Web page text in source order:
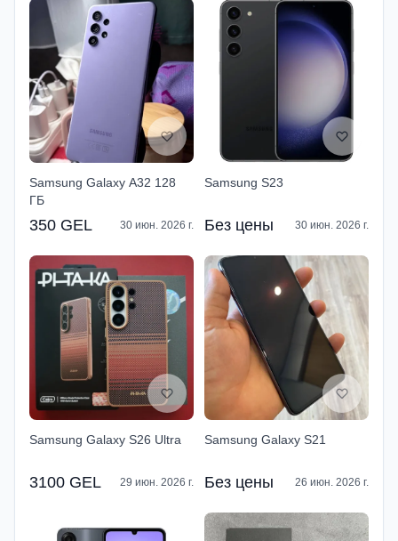
Samsung Galaxy A32 128
ГБ
350 GEL 30 июн. 2026 г.
Samsung S23
Без цены 30 июн. 2026 г.
Samsung Galaxy S26 Ultra
3100 GEL 29 июн. 2026 г.
Samsung Galaxy S21
Без цены 26 июн. 2026 г.